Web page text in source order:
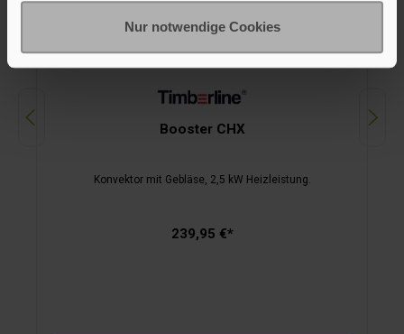
Nur notwendige Cookies
Booster CHX
Konvektor mit Gebläse, 2,5 kW Heizleistung.
239,95 €*